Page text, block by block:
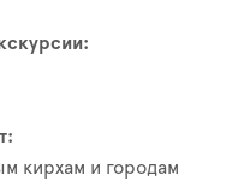
кирхам и городам